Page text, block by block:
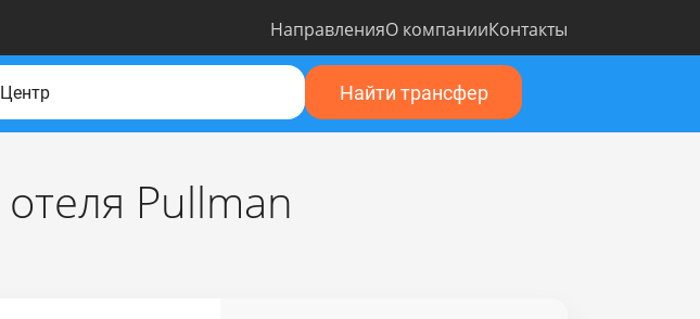
НаправленияО компанииКонтакты
Найти трансфер
Pullman